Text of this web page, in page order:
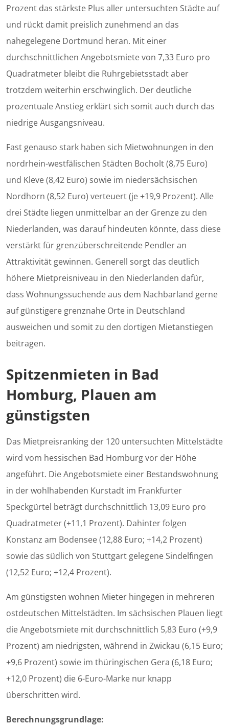
Prozent das stärkste Plus aller untersuchten Städte auf
und rückt damit preislich zunehmend an das
nahegelegene Dortmund heran. Mit einer
durchschnittlichen Angebotsmiete von 7,33 Euro pro
Quadratmeter bleibt die Ruhrgebietsstadt aber
trotzdem weiterhin erschwinglich. Der deutliche
prozentuale Anstieg erklärt sich somit auch durch das
niedrige Ausgangsniveau.
Fast genauso stark haben sich Mietwohnungen in den
nordrhein-westfälischen Städten Bocholt (8,75 Euro)
und Kleve (8,42 Euro) sowie im niedersächsischen
Nordhorn (8,52 Euro) verteuert (je +19,9 Prozent). Alle
drei Städte liegen unmittelbar an der Grenze zu den
Niederlanden, was darauf hindeuten könnte, dass diese
verstärkt für grenzüberschreitende Pendler an
Attraktivität gewinnen. Generell sorgt das deutlich
höhere Mietpreisniveau in den Niederlanden dafür,
dass Wohnungssuchende aus dem Nachbarland gerne
auf günstigere grenznahe Orte in Deutschland
ausweichen und somit zu den dortigen Mietanstiegen
beitragen.
Spitzenmieten in Bad
Homburg, Plauen am
günstigsten
Das Mietpreisranking der 120 untersuchten Mittelstädte
wird vom hessischen Bad Homburg vor der Höhe
angeführt. Die Angebotsmiete einer Bestandswohnung
in der wohlhabenden Kurstadt im Frankfurter
Speckgürtel beträgt durchschnittlich 13,09 Euro pro
Quadratmeter (+11,1 Prozent). Dahinter folgen
Konstanz am Bodensee (12,88 Euro; +14,2 Prozent)
sowie das südlich von Stuttgart gelegene Sindelfingen
(12,52 Euro; +12,4 Prozent).
Am günstigsten wohnen Mieter hingegen in mehreren
ostdeutschen Mittelstädten. Im sächsischen Plauen liegt
die Angebotsmiete mit durchschnittlich 5,83 Euro (+9,9
Prozent) am niedrigsten, während in Zwickau (6,15 Euro;
+9,6 Prozent) sowie im thüringischen Gera (6,18 Euro;
+12,0 Prozent) die 6-Euro-Marke nur knapp
überschritten wird.
Berechnungsgrundlage: